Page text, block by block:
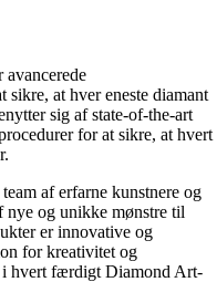
avancerede
at hver eneste diamant
sig af state-of-the-art
for at sikre, at hvert
af erfarne kunstnere og
nye og unikke mønstre til
er innovative og
for kreativitet og
i hvert færdigt Diamond Art-